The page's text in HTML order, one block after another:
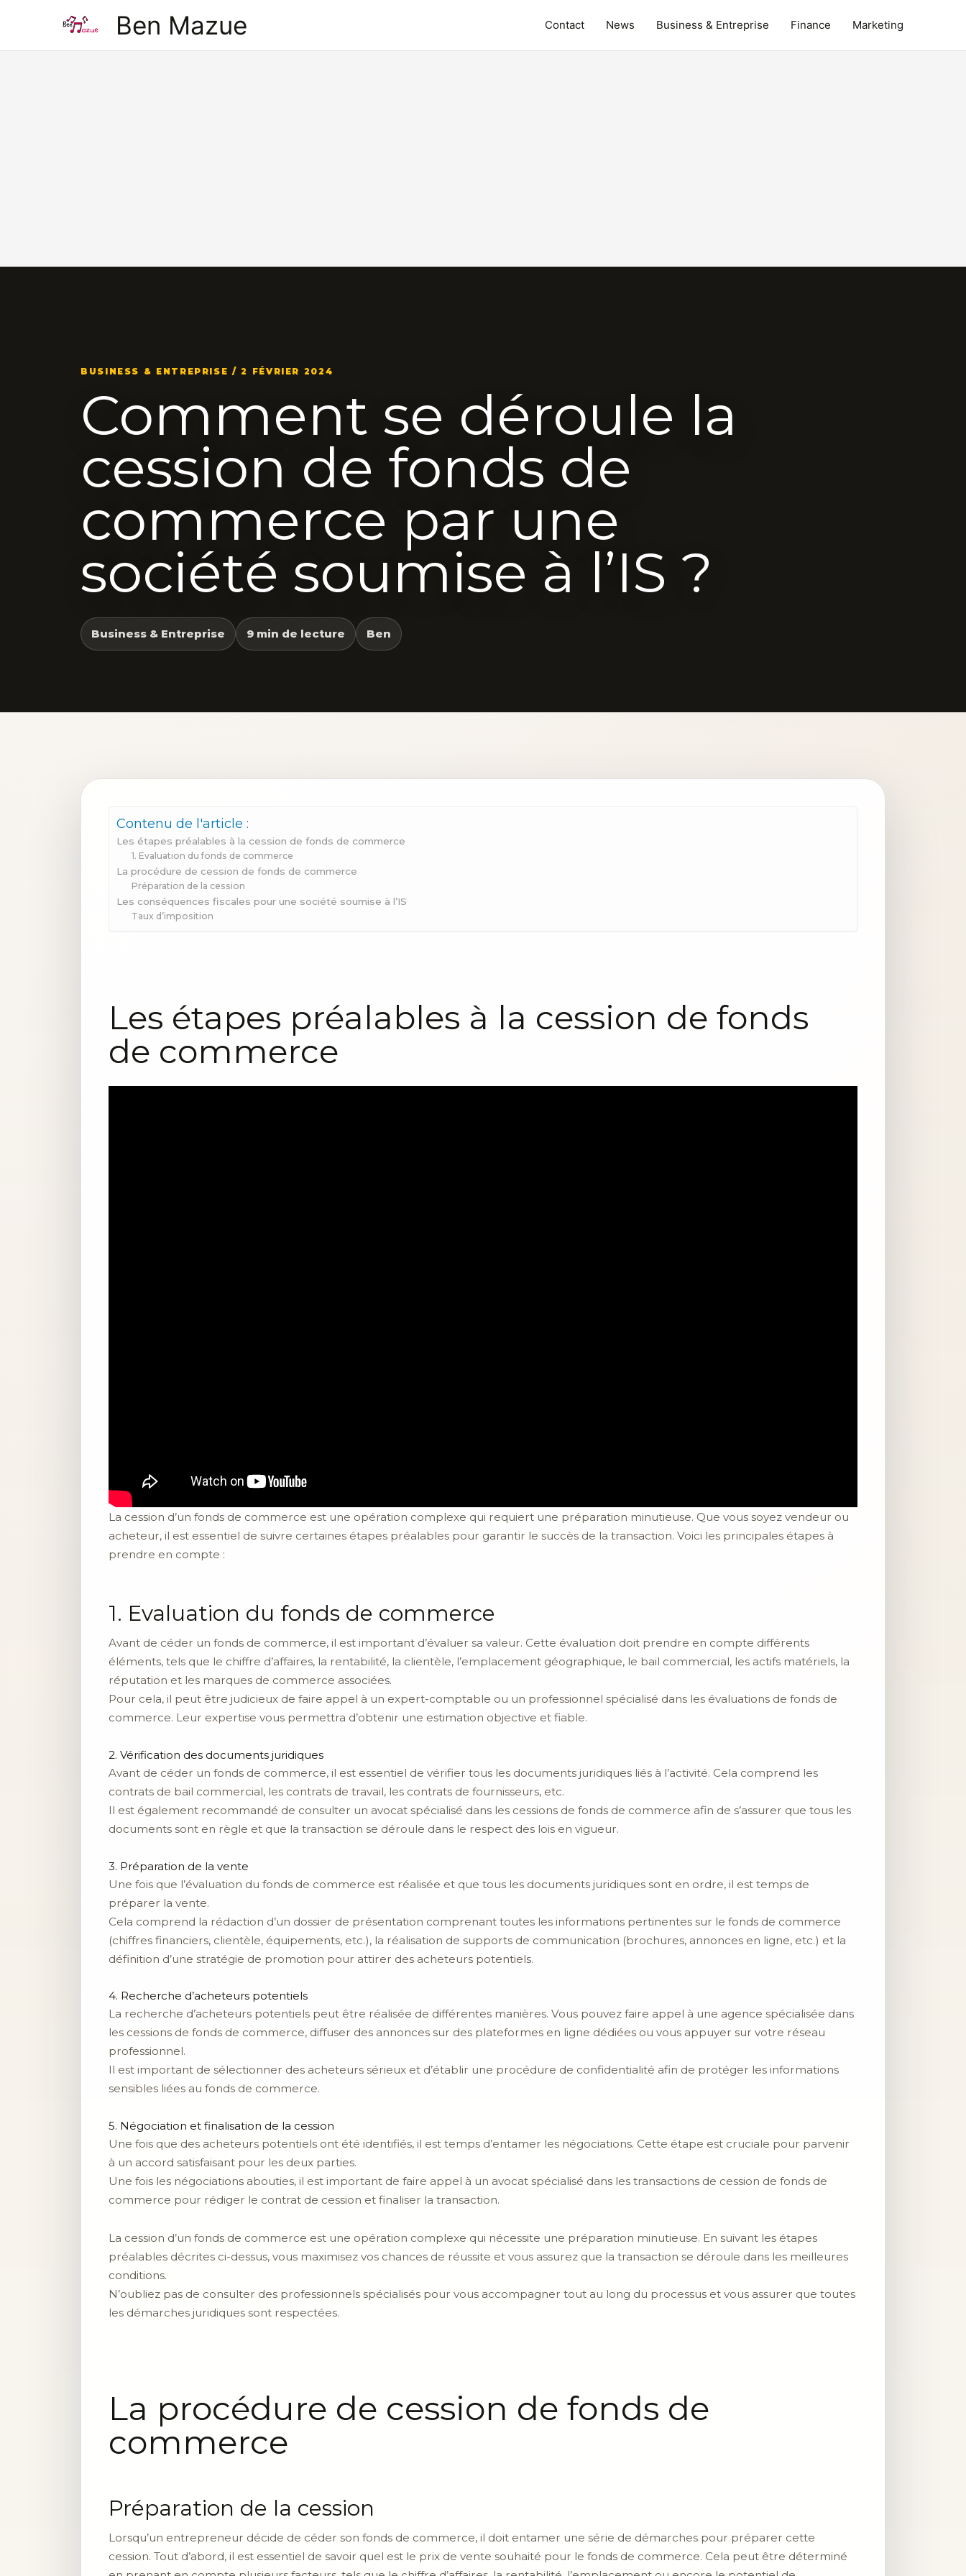
Ben Mazue Contact News Business & Entreprise Finance Marketing
BUSINESS & ENTREPRISE / 2 FÉVRIER 2024
Comment se déroule la
cession de fonds de
commerce par une
société soumise à l’IS ?
Business & Entreprise 9 min de lecture Ben
Contenu de l'article :
Les étapes préalables à la cession de fonds de commerce
1. Evaluation du fonds de commerce
La procédure de cession de fonds de commerce
Préparation de la cession
Les conséquences fiscales pour une société soumise à l’IS
Taux d’imposition
Les étapes préalables à la cession de fonds
de commerce
La cession d’un fonds de commerce est une opération complexe qui requiert une préparation minutieuse. Que vous soyez vendeur ou
acheteur, il est essentiel de suivre certaines étapes préalables pour garantir le succès de la transaction. Voici les principales étapes à
prendre en compte :
1. Evaluation du fonds de commerce
Avant de céder un fonds de commerce, il est important d’évaluer sa valeur. Cette évaluation doit prendre en compte différents
éléments, tels que le chiffre d’affaires, la rentabilité, la clientèle, l’emplacement géographique, le bail commercial, les actifs matériels, la
réputation et les marques de commerce associées.
Pour cela, il peut être judicieux de faire appel à un expert-comptable ou un professionnel spécialisé dans les évaluations de fonds de
commerce. Leur expertise vous permettra d’obtenir une estimation objective et fiable.
2. Vérification des documents juridiques
Avant de céder un fonds de commerce, il est essentiel de vérifier tous les documents juridiques liés à l’activité. Cela comprend les
contrats de bail commercial, les contrats de travail, les contrats de fournisseurs, etc.
Il est également recommandé de consulter un avocat spécialisé dans les cessions de fonds de commerce afin de s’assurer que tous les
documents sont en règle et que la transaction se déroule dans le respect des lois en vigueur.
3. Préparation de la vente
Une fois que l’évaluation du fonds de commerce est réalisée et que tous les documents juridiques sont en ordre, il est temps de
préparer la vente.
Cela comprend la rédaction d’un dossier de présentation comprenant toutes les informations pertinentes sur le fonds de commerce
(chiffres financiers, clientèle, équipements, etc.), la réalisation de supports de communication (brochures, annonces en ligne, etc.) et la
définition d’une stratégie de promotion pour attirer des acheteurs potentiels.
4. Recherche d’acheteurs potentiels
La recherche d’acheteurs potentiels peut être réalisée de différentes manières. Vous pouvez faire appel à une agence spécialisée dans
les cessions de fonds de commerce, diffuser des annonces sur des plateformes en ligne dédiées ou vous appuyer sur votre réseau
professionnel.
Il est important de sélectionner des acheteurs sérieux et d’établir une procédure de confidentialité afin de protéger les informations
sensibles liées au fonds de commerce.
5. Négociation et finalisation de la cession
Une fois que des acheteurs potentiels ont été identifiés, il est temps d’entamer les négociations. Cette étape est cruciale pour parvenir
à un accord satisfaisant pour les deux parties.
Une fois les négociations abouties, il est important de faire appel à un avocat spécialisé dans les transactions de cession de fonds de
commerce pour rédiger le contrat de cession et finaliser la transaction.
La cession d’un fonds de commerce est une opération complexe qui nécessite une préparation minutieuse. En suivant les étapes
préalables décrites ci-dessus, vous maximisez vos chances de réussite et vous assurez que la transaction se déroule dans les meilleures
conditions.
N’oubliez pas de consulter des professionnels spécialisés pour vous accompagner tout au long du processus et vous assurer que toutes
les démarches juridiques sont respectées.
La procédure de cession de fonds de
commerce
Préparation de la cession
Lorsqu’un entrepreneur décide de céder son fonds de commerce, il doit entamer une série de démarches pour préparer cette
cession. Tout d’abord, il est essentiel de savoir quel est le prix de vente souhaité pour le fonds de commerce. Cela peut être déterminé